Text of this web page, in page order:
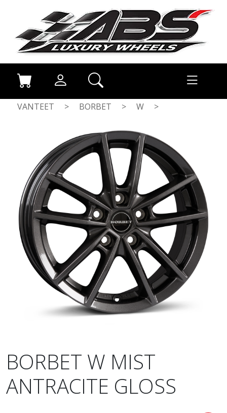
VANTEET > BORBET > W
>
BORBET W MIST
ANTRACITE GLOSS